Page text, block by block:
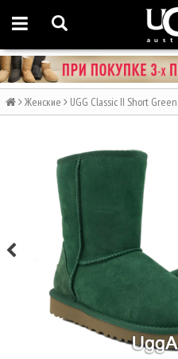
Женские UGG Classic II Short Green